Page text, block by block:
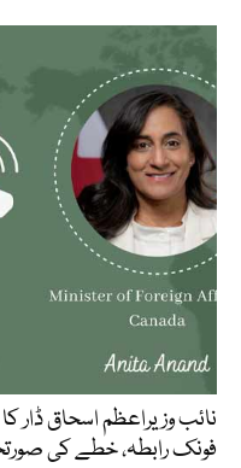
نائب وزیراعظم اسحاق ڈار
فونک رابطہ، خطے کی